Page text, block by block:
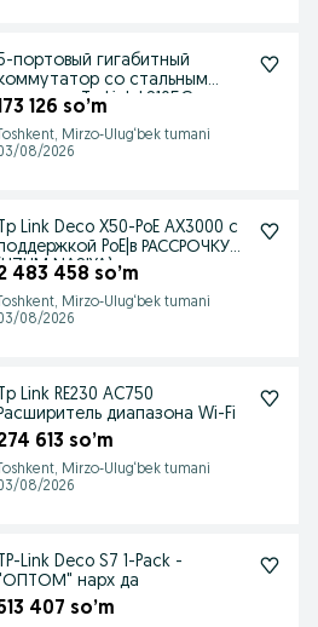
портовый гигабитный
со стальным
Tp Link LS105G
126 so’m
Toshkent, Mirzo-Ulug‘bek tumani
08/2026
Tp Link Deco X50-PoE AX3000 с
PoE|в РАССРОЧКУ
NASIYA)
483 458 so’m
Toshkent, Mirzo-Ulug‘bek tumani
08/2026
Tp Link RE230 AC750
диапазона Wi-Fi
613 so’m
Toshkent, Mirzo-Ulug‘bek tumani
08/2026
TP-Link Deco S7 1-Pack -
нарх да
407 so’m